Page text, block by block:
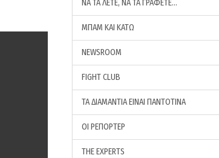
ΝΑ ΤΑ ΛΕΤΕ, ΝΑ ΤΑ ΓΡΑΦΕΤΕ…
ΜΠΑΜ ΚΑΙ ΚΑΤΩ
NEWSROOM
FIGHT CLUB
ΤΑ ΔΙΑΜΑΝΤΙΑ ΕΙΝΑΙ ΠΑΝΤΟΤΙΝΑ
ΟΙ ΡΕΠΟΡΤΕΡ
THE EXPERTS